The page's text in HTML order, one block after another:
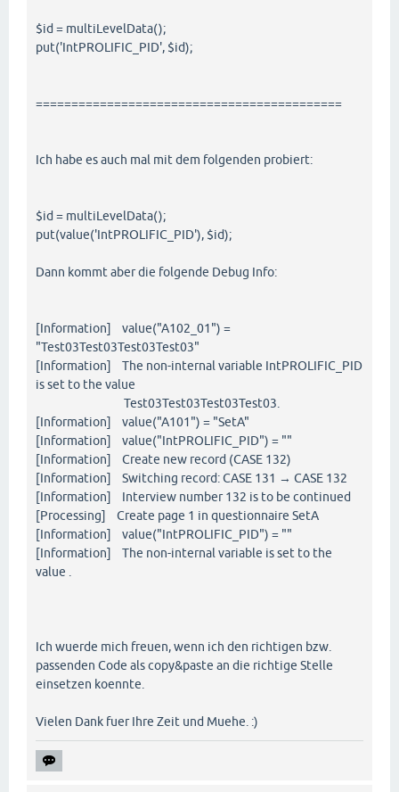
$id = multiLevelData();
put('IntPROLIFIC_PID', $id);
===========================================
Ich habe es auch mal mit dem folgenden probiert:
$id = multiLevelData();
put(value('IntPROLIFIC_PID'), $id);
Dann kommt aber die folgende Debug Info:
[Information] value("A102_01") =
"Test03Test03Test03Test03"
[Information] The non-internal variable IntPROLIFIC_PID
is set to the value
Test03Test03Test03Test03.
[Information] value("A101") = "SetA"
[Information] value("IntPROLIFIC_PID") = ""
[Information] Create new record (CASE 132)
[Information] Switching record: CASE 131 → CASE 132
[Information] Interview number 132 is to be continued
[Processing] Create page 1 in questionnaire SetA
[Information] value("IntPROLIFIC_PID") = ""
[Information] The non-internal variable is set to the
value .
Ich wuerde mich freuen, wenn ich den richtigen bzw.
passenden Code als copy&paste an die richtige Stelle
einsetzen koennte.
Vielen Dank fuer Ihre Zeit und Muehe. :)